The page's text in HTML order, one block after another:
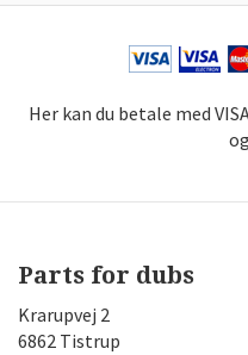
Her kan du betale med
Parts for dubs
Krarupvej 2
6862 Tistrup